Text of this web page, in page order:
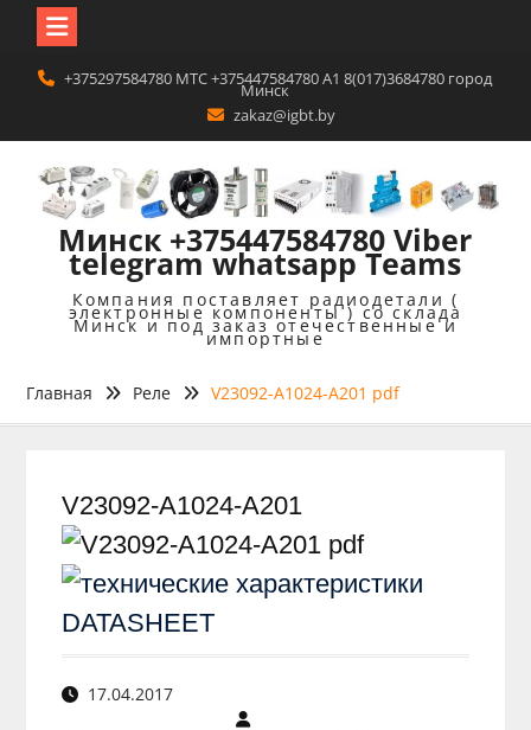
Перейти
+375297584780 MTC +375447584780 A1 8(017)3684780 город
Минск
zakaz@igbt.by
Минск +375447584780 Viber
telegram whatsapp Teams
Компания поставляет радиодетали (
электронные компоненты ) со склада
Минск и под заказ отечественные и
импортные
Главная Реле V23092-A1024-A201 pdf
V23092-A1024-A201
pdf
17.04.2017